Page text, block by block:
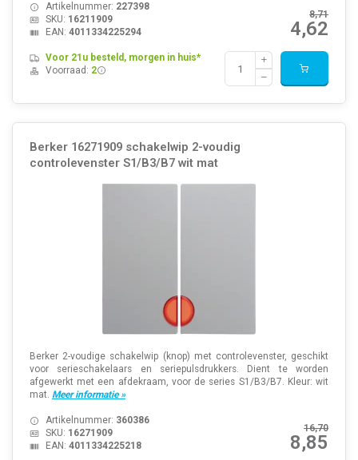
8,71
4,62
Artikelnummer: 227398
SKU: 16211909
EAN: 4011334225294
Voor 21u besteld, morgen in huis*
Voorraad: 2
Berker 16271909 schakelwip 2-voudig
controlevenster S1/B3/B7 wit mat
Berker 2-voudige schakelwip (knop) met controlevenster, geschikt
voor serieschakelaars en seriepulsdrukkers. Dient te worden
afgewerkt met een afdekraam, voor de series S1/B3/B7. Kleur: wit
mat. Meer informatie »
16,70
8,85
Artikelnummer: 360386
SKU: 16271909
EAN: 4011334225218